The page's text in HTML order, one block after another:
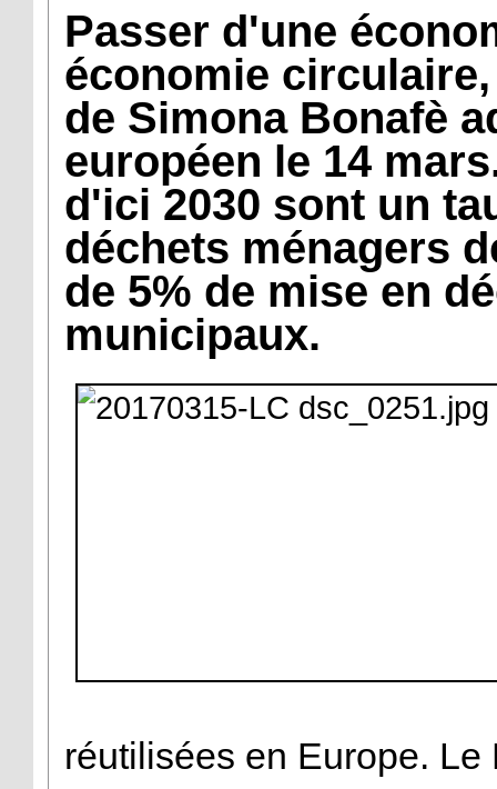
Passer d'une
économie
de Simona Bonafè
européen le 14
d'ici 2030 sont un
déchets ménagers
de 5% de mise en
municipaux.
réutilisées en Europe.